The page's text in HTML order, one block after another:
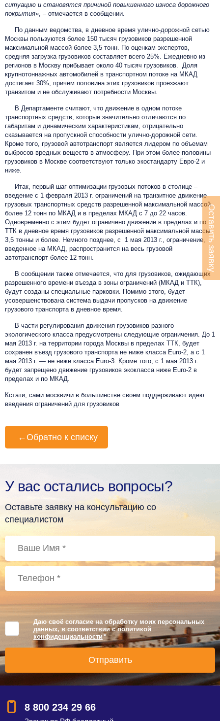
ситуацию и становятся причиной повышенного износа дорожного
покрытия» , – отмечается в сообщении.
По данным ведомства, в дневное время улично-дорожной сетью
Москвы пользуются более 150 тысяч грузовиков разрешенной
максимальной массой более 3,5 тонн. По оценкам экспертов,
средняя загрузка грузовиков составляет всего 25%. Ежедневно из
регионов в Москву прибывает около 40 тысяч грузовиков. Доля
крупнотоннажных автомобилей в транспортном потоке на МКАД
достигает 30%, причем половина этих грузовиков проезжают
транзитом и не обслуживают потребности Москвы.
В Департаменте считают, что движение в одном потоке
транспортных средств, которые значительно отличаются по
габаритам и динамическим характеристикам, отрицательно
сказывается на пропускной способности улично-дорожной сети.
Кроме того, грузовой автотранспорт является лидером по объемам
выбросов вредных веществ в атмосферу. При этом более половины
грузовиков в Москве соответствуют только экостандарту Евро-2 и
ниже.
Итак, первый шаг оптимизации грузовых потоков в столице –
введение с 1 февраля 2013 г. ограничений на транзитное движение
грузовых транспортных средств разрешенной максимальной массой
более 12 тонн по МКАД и в пределах МКАД с 7 до 22 часов.
Одновременно с этим будет ограничено движение в пределах и по
ТТК в дневное время грузовиков разрешенной максимальной массы
3,5 тонны и более. Немного позднее, с 1 мая 2013 г., ограничение,
введенное на МКАД, распространится на весь грузовой
автотранспорт более 12 тонн.
В сообщении также отмечается, что для грузовиков, ожидающих
разрешенного времени въезда в зоны ограничений (МКАД и ТТК),
будут созданы специальные парковки. Помимо этого, будет
усовершенствована система выдачи пропусков на движение
грузового транспорта в дневное время.
В части регулирования движения грузовиков разного
экологического класса предусмотрены следующие ограничения. До 1
мая 2013 г. на территории города Москвы в пределах ТТК, будет
сохранен въезд грузового транспорта не ниже класса Euro-2, а с 1
мая 2013 г. — не ниже класса Euro-3. Кроме того, с 1 мая 2013 г.
будет запрещено движение грузовиков экокласса ниже Euro-2 в
пределах и по МКАД.
Кстати, сами москвичи в большинстве своем поддерживают идею
введения ограничений для грузовиков
← Обратно к списку
У вас остались вопросы?
Оставьте заявку на консультацию со
специалистом
Даю своё согласие на обработку моих персональных
данных, в соответствии сполитикой
конфиденциальности *
8 800 234 29 66
Оставить заявку